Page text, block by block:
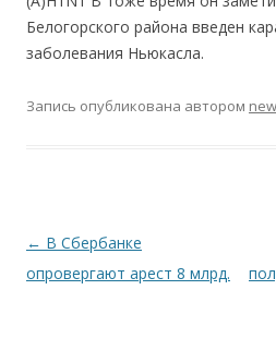
Белогорского района введен
заболевания Ньюкасла.
Запись опубликована автором
Навигация по записям
← В Сбербанке
опровергают арест 8 млрд.